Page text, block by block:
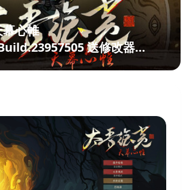
永久地址
心帷
送修改器
of Taiwu Beyond The